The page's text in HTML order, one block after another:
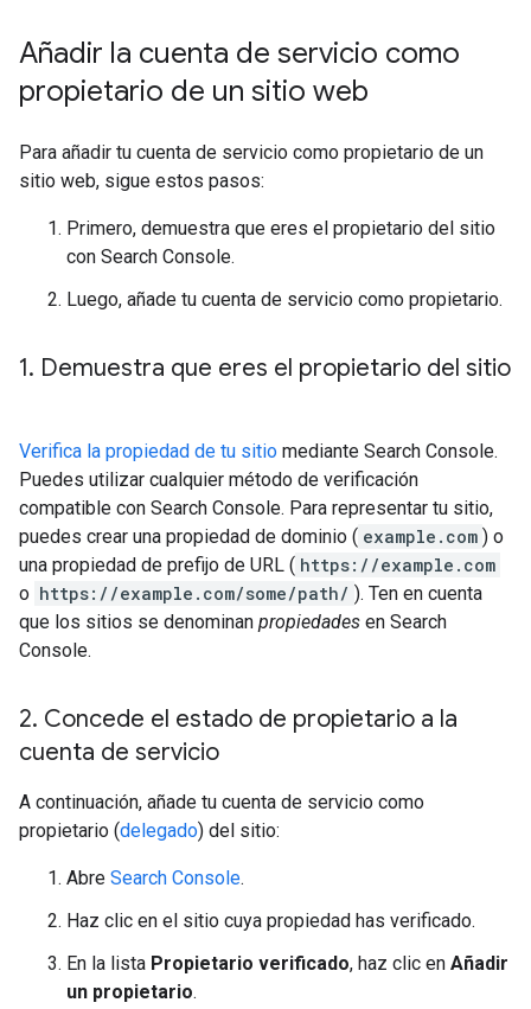
Añadir la cuenta de servicio como
propietario de un sitio web
Para añadir tu cuenta de servicio como propietario de un
sitio web, sigue estos pasos:
Primero, demuestra que eres el propietario del sitio
con Search Console.
Luego, añade tu cuenta de servicio como propietario.
1. Demuestra que eres el propietario del sitio
Verifica la propiedad de tu sitio mediante Search Console.
Puedes utilizar cualquier método de verificación
compatible con Search Console. Para representar tu sitio,
puedes crear una propiedad de dominio ( example.com ) o
una propiedad de prefijo de URL ( https://example.com
o https://example.com/some/path/ ). Ten en cuenta
que los sitios se denominan propiedades en Search
Console.
2. Concede el estado de propietario a la
cuenta de servicio
A continuación, añade tu cuenta de servicio como
propietario (delegado) del sitio:
Abre Search Console.
Haz clic en el sitio cuya propiedad has verificado.
En la lista Propietario verificado, haz clic en Añadir
un propietario.